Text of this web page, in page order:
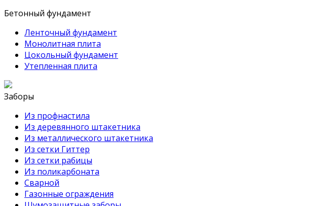
Бетонный фундамент
Ленточный фундамент
Монолитная плита
Цокольный фундамент
Утепленная плита
Заборы
Из профнастила
Из деревянного штакетника
Из металлического штакетника
Из сетки Гиттер
Из сетки рабицы
Из поликарбоната
Сварной
Газонные ограждения